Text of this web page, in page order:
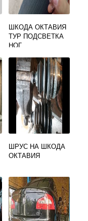
ШКОДА ОКТАВИЯ
ТУР ПОДСВЕТКА
НОГ
ШРУС НА ШКОДА
ОКТАВИЯ